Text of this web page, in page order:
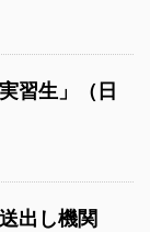
習生」（日
出し機関